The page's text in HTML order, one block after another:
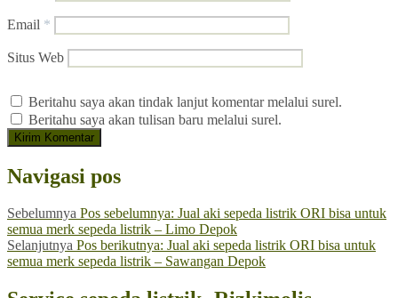
Email *
Situs Web
Beritahu saya akan tindak lanjut komentar melalui surel.
Beritahu saya akan tulisan baru melalui surel.
Navigasi pos
Sebelumnya Pos sebelumnya: Jual aki sepeda listrik ORI bisa untuk
semua merk sepeda listrik – Limo Depok
Selanjutnya Pos berikutnya: Jual aki sepeda listrik ORI bisa untuk
semua merk sepeda listrik – Sawangan Depok